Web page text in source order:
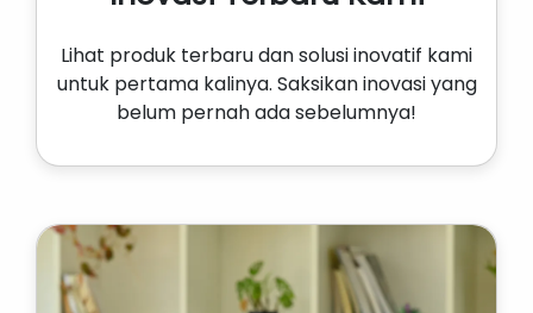
Lihat produk terbaru dan solusi inovatif kami
untuk pertama kalinya. Saksikan inovasi yang
belum pernah ada sebelumnya!